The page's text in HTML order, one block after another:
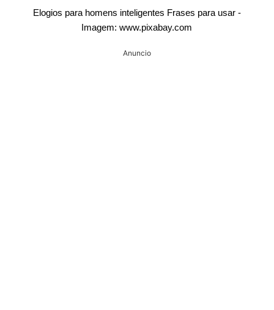
Elogios para homens inteligentes Frases para usar -
Imagem: www.pixabay.com
Anuncio